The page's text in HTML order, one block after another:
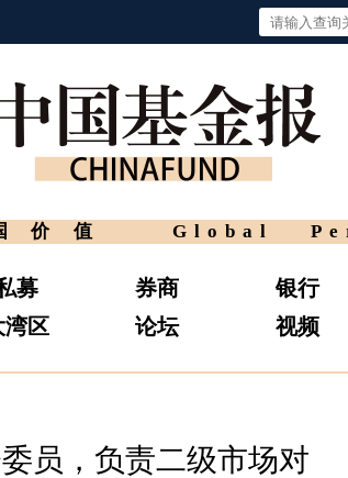
价值 Global
募
湾区
券商
论坛
银行
视频
员，负责二级市场对